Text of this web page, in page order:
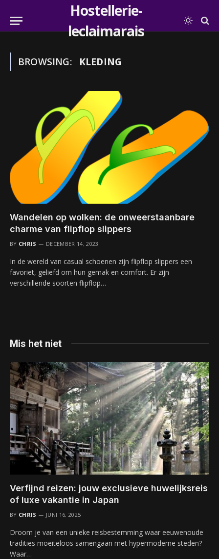
Hostellerie-
leclaimarais
BROWSING: KLEDING
Wandelen op wolken: de onweerstaanbare
charme van flipflop slippers
BY CHRIS DECEMBER 14, 2023
In de wereld van casual schoenen zijn flipflop slippers een
favoriet, geliefd om hun gemak en comfort. Er zijn
verschillende soorten flipflop…
Mis het niet
Verfijnd reizen: jouw exclusieve huwelijksreis
of luxe vakantie in Japan
BY CHRIS JUNI 16, 2025
Droom je van een unieke reisbestemming waar eeuwenoude
tradities moeiteloos samengaan met hypermoderne steden?
Waar…